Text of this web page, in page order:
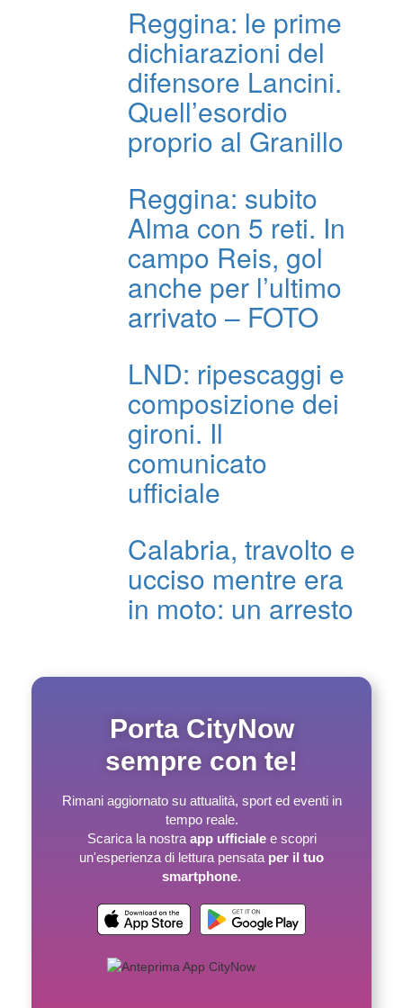
Reggina: le prime
dichiarazioni del
difensore Lancini.
Quell’esordio
proprio al Granillo
Reggina: subito
Alma con 5 reti. In
campo Reis, gol
anche per l’ultimo
arrivato – FOTO
LND: ripescaggi e
composizione dei
gironi. Il
comunicato
ufficiale
Calabria, travolto e
ucciso mentre era
in moto: un arresto
Porta CityNow
sempre con te!
Rimani aggiornato su attualità, sport ed eventi in
tempo reale.
Scarica la nostra app ufficialee scopri
un'esperienza di lettura pensata per il tuo
smartphone.